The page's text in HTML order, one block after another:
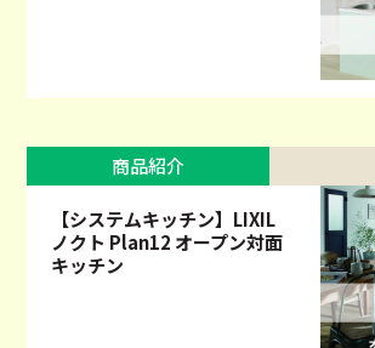
商品紹介
【システムキッチン】LIXIL
ノクト Plan12 オープン対面
キッチン